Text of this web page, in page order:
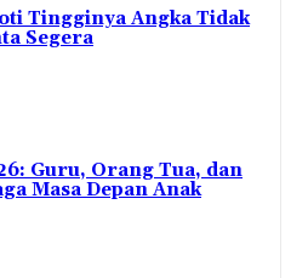
Tingginya Angka Tidak
Segera
Guru, Orang Tua, dan
Masa Depan Anak